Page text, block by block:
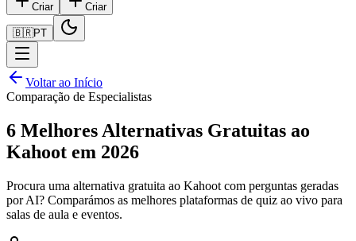
Criar Criar
🇧🇷PT
Voltar ao Início
Comparação de Especialistas
6 Melhores Alternativas Gratuitas ao
Kahoot em 2026
Procura uma alternativa gratuita ao Kahoot com perguntas geradas
por AI? Comparámos as melhores plataformas de quiz ao vivo para
salas de aula e eventos.